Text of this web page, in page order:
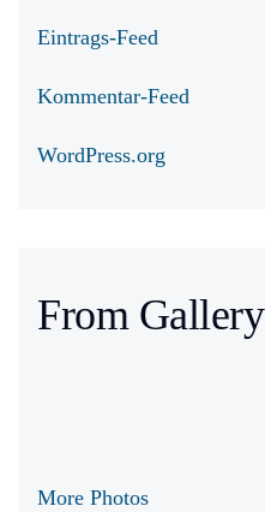
Eintrags-Feed
Kommentar-Feed
WordPress.org
From Gallery
More Photos